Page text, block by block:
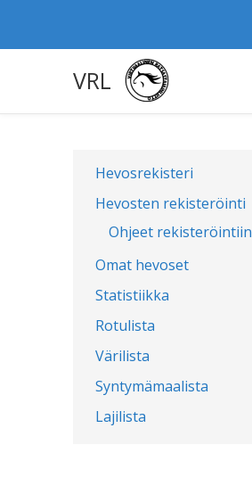
VRL
Hevosrekisteri
Hevosten rekisteröinti
Ohjeet rekisteröintiin
Omat hevoset
Statistiikka
Rotulista
Värilista
Syntymämaalista
Lajilista